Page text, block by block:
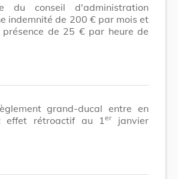
du conseil d'administration
indemnité de 200 € par mois et
de 25 € par heure de
grand-ducal entre en
effet rétroactif au 1erjanvier